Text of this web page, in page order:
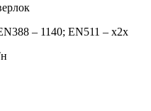
– 1140; EN511 – х2х